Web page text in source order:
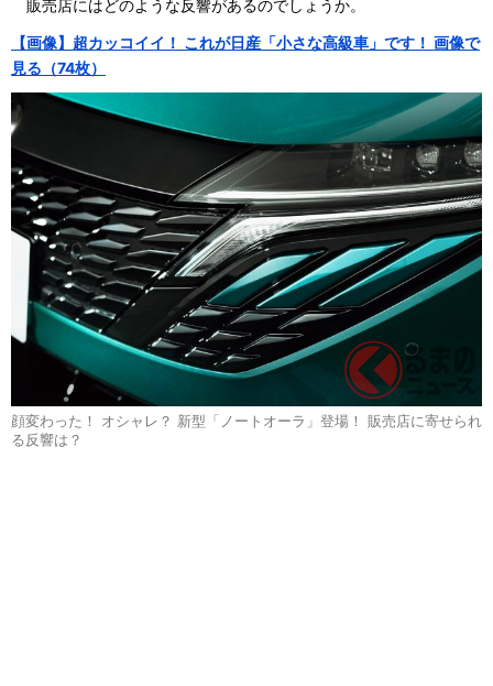
販売店にはどのような反響があるのでしょうか。
【画像】超カッコイイ！ これが日産「小さな高級車」です！ 画像で
見る（74枚）
顔変わった！ オシャレ？ 新型「ノートオーラ」登場！ 販売店に寄せられ
る反響は？